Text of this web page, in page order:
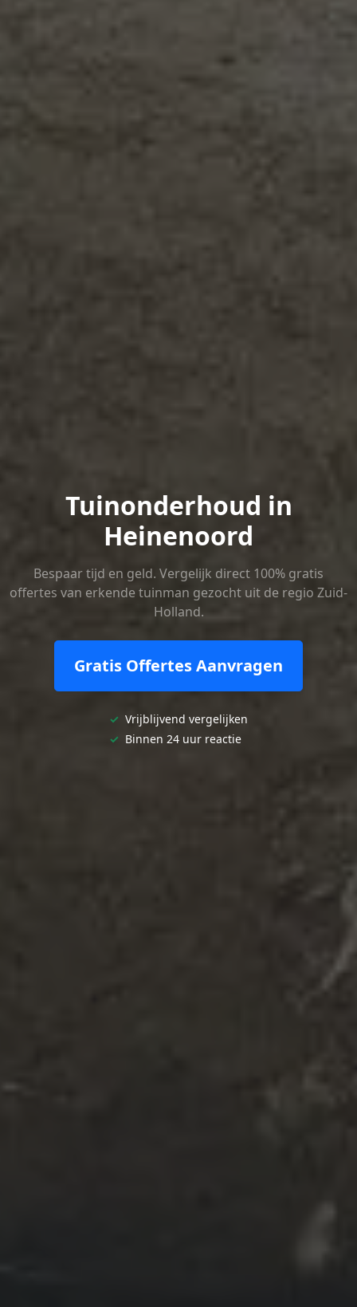
Tuinonderhoud in
Heinenoord
Bespaar tijd en geld. Vergelijk direct 100% gratis
offertes van erkende tuinman gezocht uit de regio Zuid-
Holland.
Gratis Offertes Aanvragen
✓ Vrijblijvend vergelijken
✓ Binnen 24 uur reactie